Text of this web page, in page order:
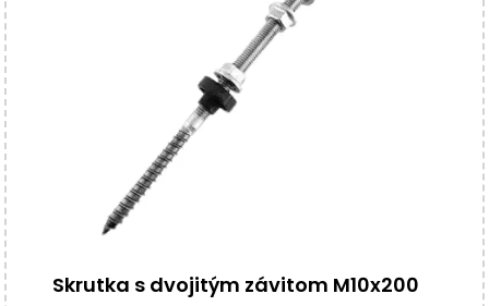
Skrutka s dvojitým závitom M10x200